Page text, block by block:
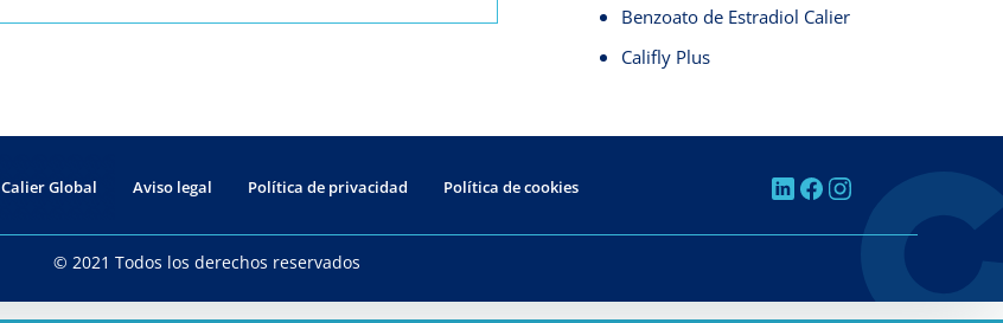
Benzoato de Estradiol Calier
Califly Plus
Calier Global Aviso legal Política de privacidad Política de cookies
© 2021 Todos los derechos reservados